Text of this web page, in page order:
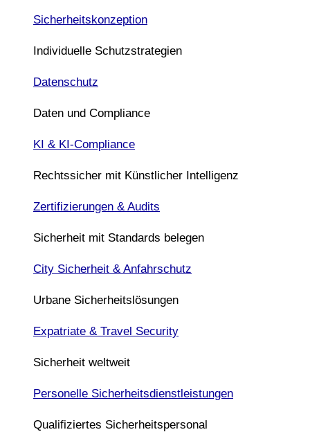
Sicherheitskonzeption
Individuelle Schutzstrategien
Datenschutz
Daten und Compliance
KI & KI-Compliance
Rechtssicher mit Künstlicher Intelligenz
Zertifizierungen & Audits
Sicherheit mit Standards belegen
City Sicherheit & Anfahrschutz
Urbane Sicherheitslösungen
Expatriate & Travel Security
Sicherheit weltweit
Personelle Sicherheitsdienstleistungen
Qualifiziertes Sicherheitspersonal